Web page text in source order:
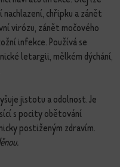
chřipku a zánět
virózu, zánět močového
infekce. Používá se
letargii, mělkém dýchání,
jistotu a odolnost. Je
s pocity obětování
postiženým zdravím.